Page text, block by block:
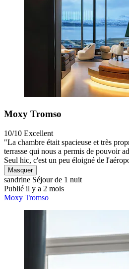
Moxy Tromso
10/10 Excellent
"La chambre était spacieuse et très
terrasse qui nous a permis de pouvoir
Seul hic, c'est un peu éloigné de
Masquer
sandrine Séjour de 1 nuit
Publié il y a 2 mois
Moxy Tromso